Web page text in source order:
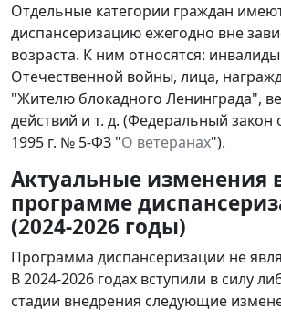
Отдельные категории граждан
диспансеризацию ежегодно вне
возраста. К ним относятся:
Отечественной войны, лица,
"Жителю блокадного Ленинграда",
действий и т. д. (Федеральный закон
1995 г. № 5-ФЗ "О ветеранах").
Актуальные изменения
программе
(2024-2026 годы)
Программа диспансеризации не
В 2024-2026 годах вступили в силу
стадии внедрения следующие